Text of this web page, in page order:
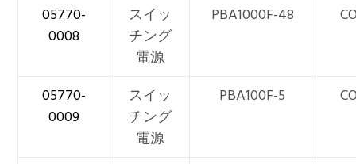
05770-
0008
スイッ
チング
電源
PBA1000F-48
05770-
0009
スイッ
チング
電源
PBA100F-5